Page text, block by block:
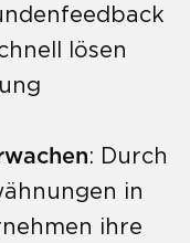
lösen
: Durch
in
ihre